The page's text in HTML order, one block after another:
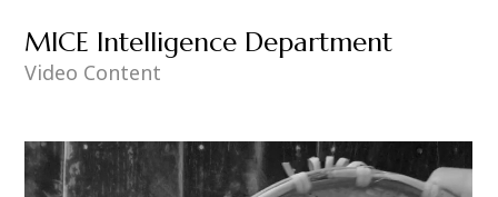
MICE Intelligence Department
Video Content